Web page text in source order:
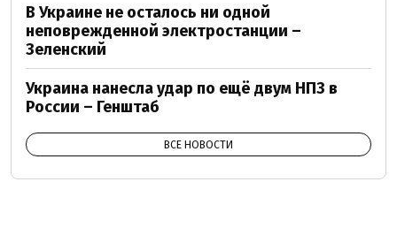
В Украине не осталось ни одной
неповрежденной электростанции –
Зеленский
Украина нанесла удар по ещё двум НПЗ в
России – Генштаб
ВСЕ НОВОСТИ